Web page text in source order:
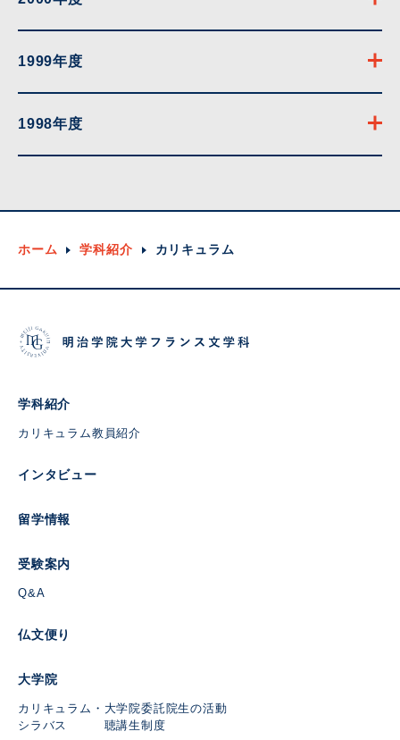
1999年度
1998年度
ホーム 学科紹介 カリキュラム
学科紹介
カリキュラム教員紹介
インタビュー
留学情報
受験案内
Q&A
仏文便り
大学院
カリキュラム・
シラバス
大学院委託
聴講生制度
院生の活動